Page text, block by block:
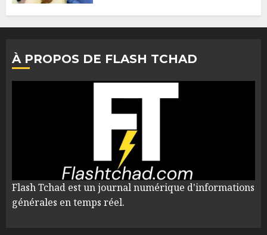
À PROPOS DE FLASH TCHAD
Flash Tchad est un journal numérique d'informations
générales en temps réel.